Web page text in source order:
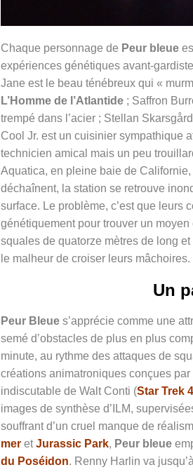
Chaque personnage de Peur bleue
expériences génétiques avant-
Jane est le beau ténébreux qui «
L’Homme de l’Atlantide ; Saffron
trempé dans l’acier ; Stellan
Cool Jr. est un cuisinier sympathique
technicien amical mais un peu
Aquatica, en pleine baie de
déchaînent, la station se retrouve
surface. Le problème, c’est que leurs
génétiquement pour trouver un
squales de quatorze mètres de long
le malheur de croiser leurs mâchoires.
Un
Peur Bleue s’apprécie comme une
semé d’obstacles de plus en plus
minute, au rythme des attaques de
créations animatroniques conçues
indiscutable de Walt Conti (Star Trek 4
images de synthèse d’ILM,
souffrant d’un cruel manque de
mer etJurassic Park, Peur bleue
du Poséidon. Renny Harlin va